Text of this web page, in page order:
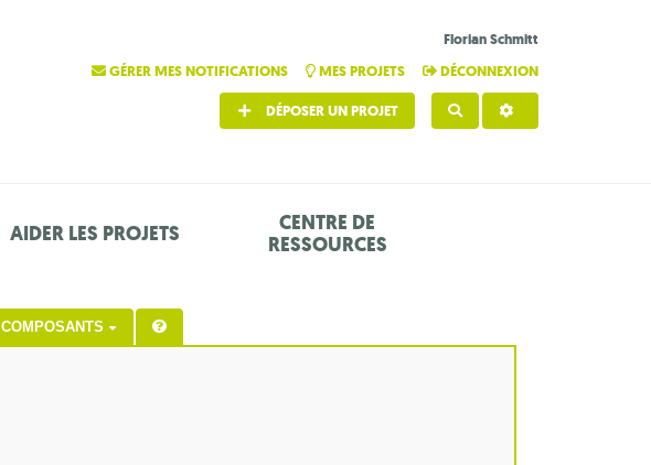
Florian Schmitt
GÉRER MES NOTIFICATIONS
MES PROJETS DÉCONNEXION
RECHERCHER
DÉPOSER UN PROJET
AIDER LES PROJETS
CENTRE DE
RESSOURCES
COMPOSANTS